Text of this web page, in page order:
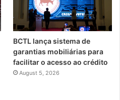
BCTL lança sistema de
garantias mobiliárias para
facilitar o acesso ao crédito
August 5, 2026